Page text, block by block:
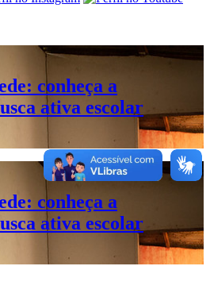
conheça a
ativa escolar
conheça a
ativa escolar